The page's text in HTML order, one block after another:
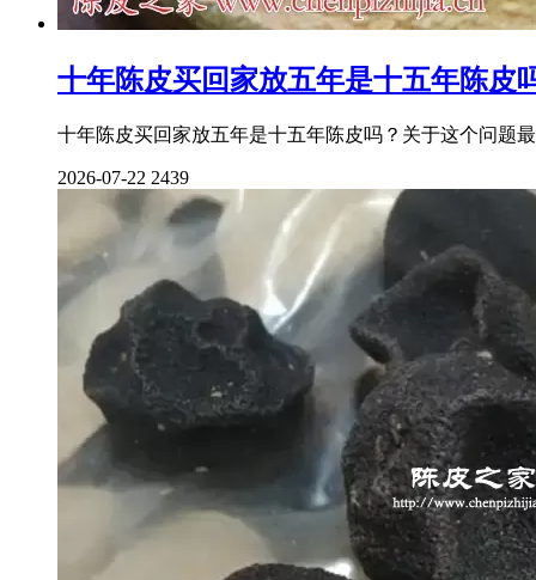
十年陈皮买回家放五年是十五年陈皮
十年陈皮买回家放五年是十五年陈皮吗？关于这个问题
2026-07-22 2439